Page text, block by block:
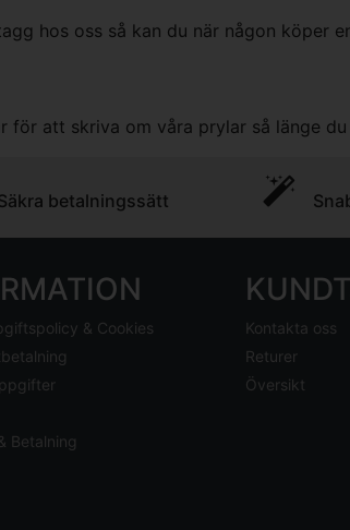
hos oss så kan du när någon köper
att skriva om våra prylar så länge
betalningssätt
& Cookies
Betalning
Kontakta oss
Returer
Översikt